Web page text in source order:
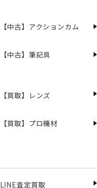
【中古】アクションカム
【中古】筆記具
【買取】レンズ
【買取】プロ機材
LINE査定買取